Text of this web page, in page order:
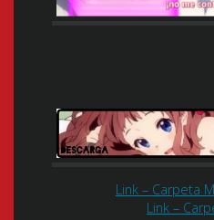
Link – Carpeta
Link –